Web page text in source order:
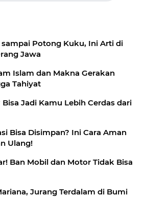
Potong Kuku, Ini Arti di
Jawa
Islam dan Makna Gerakan
Tahiyat
Bisa Jadi Kamu Lebih Cerdas dari
Bisa Disimpan? Ini Cara Aman
Ulang!
Ban Mobil dan Motor Tidak Bisa
Jurang Terdalam di Bumi